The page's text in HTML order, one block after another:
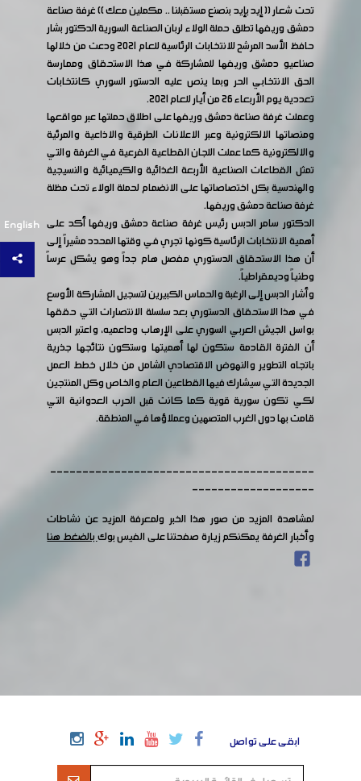
English
تحت شعار (( إيد بإيد بنصنع مستقبلنا .. مكملين معك )) غرفة صناعة
دمشق وريفها تطلق حملة الولاء لربان الصناعة السورية الدكتور بشار
حافظ الأسد المرشح للانتخابات الرئاسية للعام 2021 ودعت من خلالها
صناعيو دمشق وريفها للمشاركة في هذا الاستحقاق وممارسة
الحق الانتخابي الحر وبما ينص عليه الدستور السوري كانتخابات
تعددية يوم الأربعاء 26 من أيار للعام 2021.
وعملت غرفة صناعة دمشق وريفها على اطلاق حملتها عبر مواقعها
ومنصاتها الالكترونية وعبر الاعلانات الطرقية والاذاعية والمرئية
والالكترونية كما عملت اللجان القطاعية الفرعية في الغرفة والتي
تمثل القطاعات الصناعية الأربعة الغذائية والكيميائية والنسيجية
والهندسية بكل اختصاصاتها على الانضمام لحملة الولاء تحت مظلة
غرفة صناعة دمشق وريفها.
الدكتور سامر الدبس رئيس غرفة صناعة دمشق وريفها أكد على
أهمية الانتخابات الرئاسية كونها تجري في وقتها المحدد مشيراً إلى
أن هذا الاستحقاق الدستوري مفصل هام جداً وهو يشكل عرساً
وطنياً وديمقراطياً.
وأشار الدبس إلى الرغبة والحماس الكبيرين لتسجيل المشاركة الأوسع
في هذا الاستحقاق الدستوري بعد سلسلة الانتصارات التي حققها
بواسل الجيش العربي السوري على الإرهاب وداعميه، واعتبر الدبس
أن الفترة القادمة ستكون لها أهميتها وستكون نتائجها جذرية
باتجاه التطوير والنهوض الاقتصادي الشامل من خلال خطط العمل
الجديدة التي سيشارك فيها القطاعين العام والخاص وكل المنتجين
لكي تكون سورية قوية كما كانت قبل الحرب العدوانية التي
قامت بها دول الغرب المتصهين وعملاؤها في المنطقة.
-----------------------------------------
-------------------
لمشاهدة المزيد من صور هذا الخبر ولمعرفة المزيد عن نشاطات
وأخبار الغرفة يمكنكم زيارة صفحتنا على الفيس بوكبالضغط هنا
ابقى على تواصل